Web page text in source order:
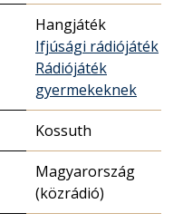
Hangjáték
Ifjúsági rádiójáték
Rádiójáték
gyermekeknek
Kossuth
Magyarország
(közrádió)